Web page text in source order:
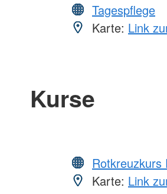
Tagespflege
Karte: Link
Kurse
Rotkreuzkurs
Karte: Link